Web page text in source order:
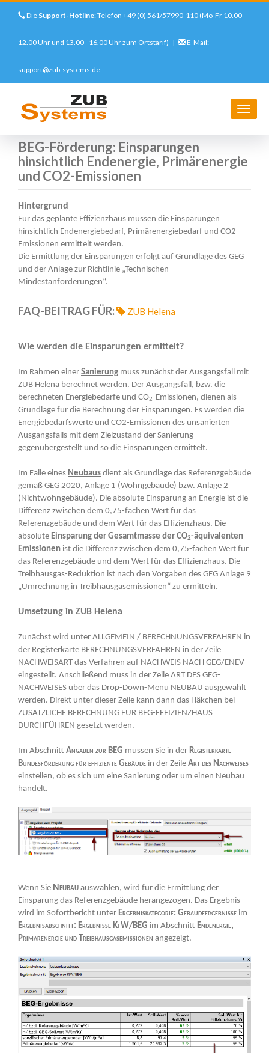
Direkt
Inhalt
Die Support-Hotline: Telefon +49 (0) 561/57990-110 (Mo-Fr 10.00 -
12.00 Uhr und 13.00 - 16.00 Uhr zum Ortstarif) | E-Mail:
support@zub-systems.de
Support FAQs
BEG-Förderung: Einsparungen hinsichtlich Endenergie,
Primärenergie und CO2-Emissionen
BEG-Förderung: Einsparungen
hinsichtlich Endenergie, Primärenergie
und CO2-Emissionen
DETAILLIERTE
FRAGE
Hintergrund
Für das geplante Effizienzhaus müssen die Einsparungen
hinsichtlich Endenergiebedarf, Primärenergiebedarf und CO2-
Emissionen ermittelt werden.
Die Ermittlung der Einsparungen erfolgt auf Grundlage des GEG
und der Anlage zur Richtlinie „Technischen
Mindestanforderungen“.
FAQ-BEITRAG FÜR: ZUB Helena
Wie werden die Einsparungen ermittelt?
Im Rahmen einer Sanierung muss zunächst der Ausgangsfall mit
ZUB Helena berechnet werden. Der Ausgangsfall, bzw. die
berechneten Energiebedarfe und CO2-Emissionen, dienen als
Grundlage für die Berechnung der Einsparungen. Es werden die
Energiebedarfswerte und CO2-Emissionen des unsanierten
Ausgangsfalls mit dem Zielzustand der Sanierung
gegenübergestellt und so die Einsparungen ermittelt.
Im Falle eines Neubaus dient als Grundlage das Referenzgebäude
gemäß GEG 2020, Anlage 1 (Wohngebäude) bzw. Anlage 2
(Nichtwohngebäude). Die absolute Einsparung an Energie ist die
Differenz zwischen dem 0,75-fachen Wert für das
Referenzgebäude und dem Wert für das Effizienzhaus. Die
absolute Einsparung der Gesamtmasse der CO2-äquivalenten
Emissionen ist die Differenz zwischen dem 0,75-fachen Wert für
das Referenzgebäude und dem Wert für das Effizienzhaus. Die
Treibhausgas-Reduktion ist nach den Vorgaben des GEG Anlage 9
„Umrechnung in Treibhausgasemissionen“ zu ermitteln.
Umsetzung in ZUB Helena
Zunächst wird unter ALLGEMEIN / BERECHNUNGSVERFAHREN in
der Registerkarte BERECHNUNGSVERFAHREN in der Zeile
NACHWEISART das Verfahren auf NACHWEIS NACH GEG/ENEV
eingestellt. Anschließend muss in der Zeile ART DES GEG-
NACHWEISES über das Drop-Down-Menü NEUBAU ausgewählt
werden. Direkt unter dieser Zeile kann dann das Häkchen bei
ZUSÄTZLICHE BERECHNUNG FÜR BEG-EFFIZIENZHAUS
DURCHFÜHREN gesetzt werden.
Im Abschnitt Angaben zur BEG müssen Sie in der Registerkarte
Bundesförderung für effiziente Gebäude in der Zeile Art des Nachweises
einstellen, ob es sich um eine Sanierung oder um einen Neubau
handelt.
Wenn Sie Neubau auswählen, wird für die Ermittlung der
Einsparung das Referenzgebäude herangezogen. Das Ergebnis
wird im Sofortbericht unter Ergebniskategorie: Gebäudeergebnisse im
Ergebnisabschnitt: Ergebnisse KfW/BEG im Abschnitt Endenergie,
Primärenergie und Treibhausgasemissionen angezeigt.